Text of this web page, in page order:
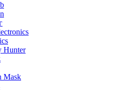
Hunter
Mask